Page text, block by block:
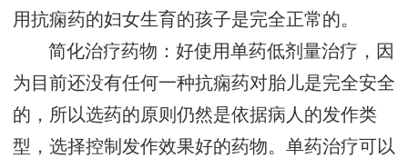
用抗痫药的妇女生育的孩子是完全正常的。
简化治疗药物：好使用单药低剂量治疗，因
为目前还没有任何一种抗痫药对胎儿是完全安全
的，所以选药的原则仍然是依据病人的发作类
型，选择控制发作效果好的药物。单药治疗可以